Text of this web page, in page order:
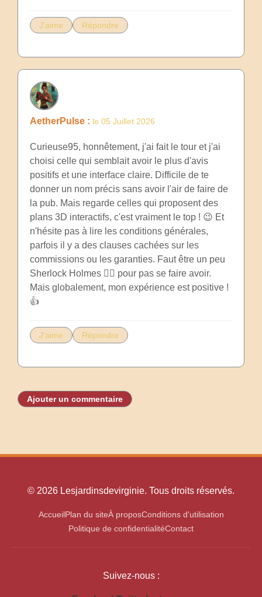
J'aime Répondre
AetherPulse : le 05 Juillet 2026
Curieuse95, honnêtement, j'ai fait le tour et j'ai
choisi celle qui semblait avoir le plus d'avis
positifs et une interface claire. Difficile de te
donner un nom précis sans avoir l'air de faire de
la pub. Mais regarde celles qui proposent des
plans 3D interactifs, c'est vraiment le top ! 😉 Et
n'hésite pas à lire les conditions générales,
parfois il y a des clauses cachées sur les
commissions ou les garanties. Faut être un peu
Sherlock Holmes 🕵️‍♂️ pour pas se faire avoir.
Mais globalement, mon expérience est positive !
👍
J'aime Répondre
Ajouter un commentaire
© 2026 Lesjardinsdevirginie. Tous droits réservés.
AccueilPlan du siteÀ proposConditions d'utilisation
Politique de confidentialitéContact
Suivez-nous :